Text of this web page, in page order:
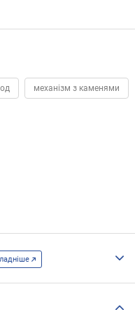
механізм з каменями